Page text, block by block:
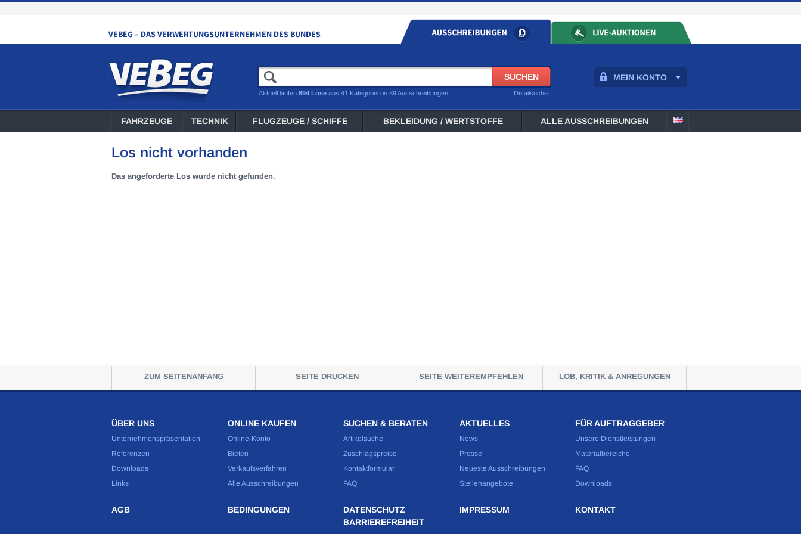
MEIN KONTO
Detailsuche
Aktuell laufen 894 Lose aus 41 Kategorien in 89 Ausschreibungen
FAHRZEUGE TECHNIK FLUGZEUGE / SCHIFFE BEKLEIDUNG / WERTSTOFFE ALLE AUSSCHREIBUNGEN
Los nicht vorhanden
Das angeforderte Los wurde nicht gefunden.
ZUM SEITENANFANG SEITE DRUCKEN SEITE WEITEREMPFEHLEN LOB, KRITIK & ANREGUNGEN
ÜBER UNS
Unternehmenspräsentation
Referenzen
Downloads
Links
ONLINE KAUFEN
Online-Konto
Bieten
Verkaufsverfahren
Alle Ausschreibungen
SUCHEN & BERATEN
Artikelsuche
Zuschlagspreise
Kontaktformular
FAQ
AKTUELLES
News
Presse
Neueste Ausschreibungen
Stellenangebote
FÜR AUFTRAGGEBER
Unsere Dienstleistungen
Materialbereiche
FAQ
Downloads
AGB BEDINGUNGEN
DATENSCHUTZ
BARRIEREFREIHEIT
IMPRESSUM KONTAKT